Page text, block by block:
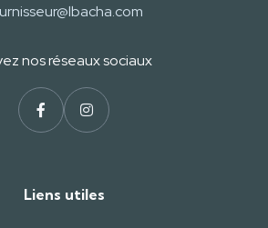
nos réseaux sociaux
Liens utiles